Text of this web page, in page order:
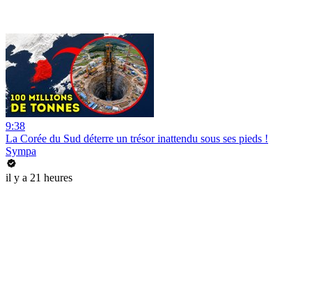
9:38
La Corée du Sud déterre un trésor inattendu sous ses pieds !
Sympa
il y a 21 heures